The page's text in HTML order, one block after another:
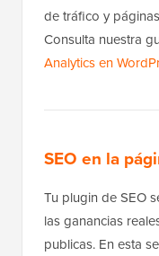
de tráfico y
Consulta nuestra
Analytics en
SEO en la
Tu plugin de SEO
las ganancias
publicas. En esta